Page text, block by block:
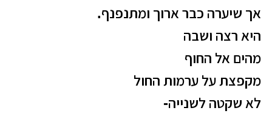
אך שיערה כברארוך ומתנפנף.
היא רצה ושבה
מהים אל החוף
מקפצת על ערמות החול
לא שקטה לשנייה-